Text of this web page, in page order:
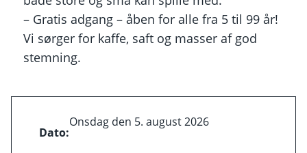
– Gratis adgang – åben for alle fra 5 til 99 år!
Vi sørger for kaffe, saft og masser af god
stemning.
Dato:
Onsdag den 5. august 2026